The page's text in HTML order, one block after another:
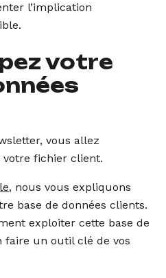
l’implication
votre
vous allez
fichier client.
, nous vous expliquons
base de données clients.
exploiter cette base de
faire un outil clé de vos